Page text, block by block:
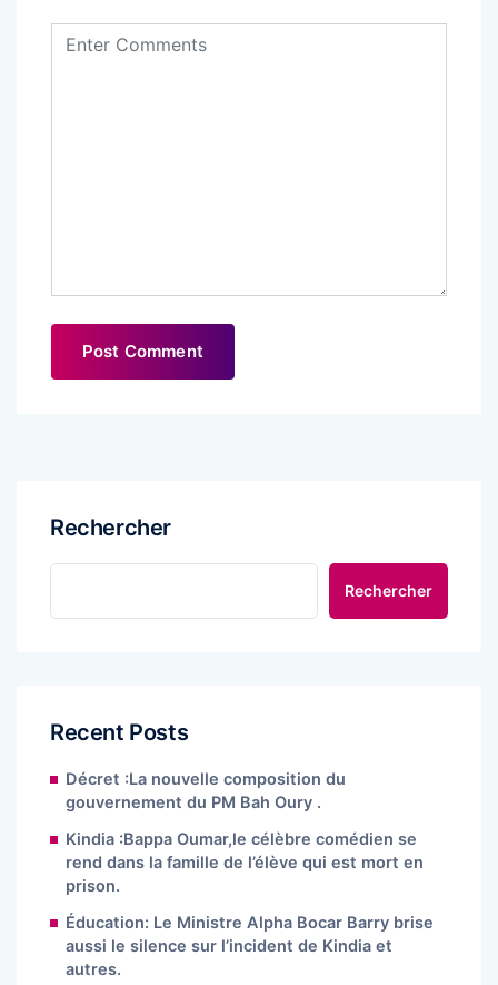
Rechercher
Rechercher
Recent Posts
Décret :La nouvelle composition du
gouvernement du PM Bah Oury .
Kindia :Bappa Oumar,le célèbre comédien se
rend dans la famille de l’élève qui est mort en
prison.
Éducation: Le Ministre Alpha Bocar Barry brise
aussi le silence sur l’incident de Kindia et
autres.